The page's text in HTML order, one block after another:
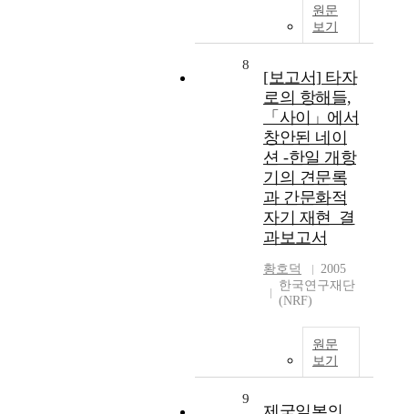
원문
보기
8
[보고서] 타자
로의 항해들,
「사이」에서
창안된 네이
션 -한일 개항
기의 견문록
과 간문화적
자기 재현_결
과보고서
황호덕
2005
한국연구재단
(NRF)
원문
보기
9